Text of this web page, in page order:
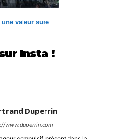
valeur sure
Insta !
Duperrin
www.duperrin.com